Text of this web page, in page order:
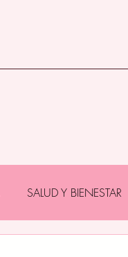
SALUD Y BIENESTAR